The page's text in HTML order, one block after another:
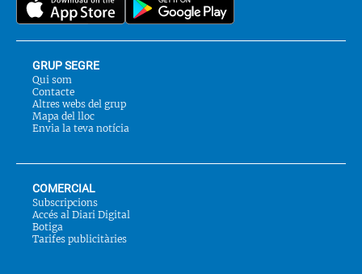
GRUP SEGRE
Qui som
Contacte
Altres webs del grup
Mapa del lloc
Envia la teva notícia
COMERCIAL
Subscripcions
Accés al Diari Digital
Botiga
Tarifes publicitàries